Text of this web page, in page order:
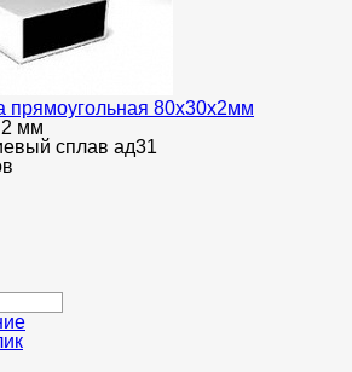
80х30х2мм
2 мм
сплав ад31